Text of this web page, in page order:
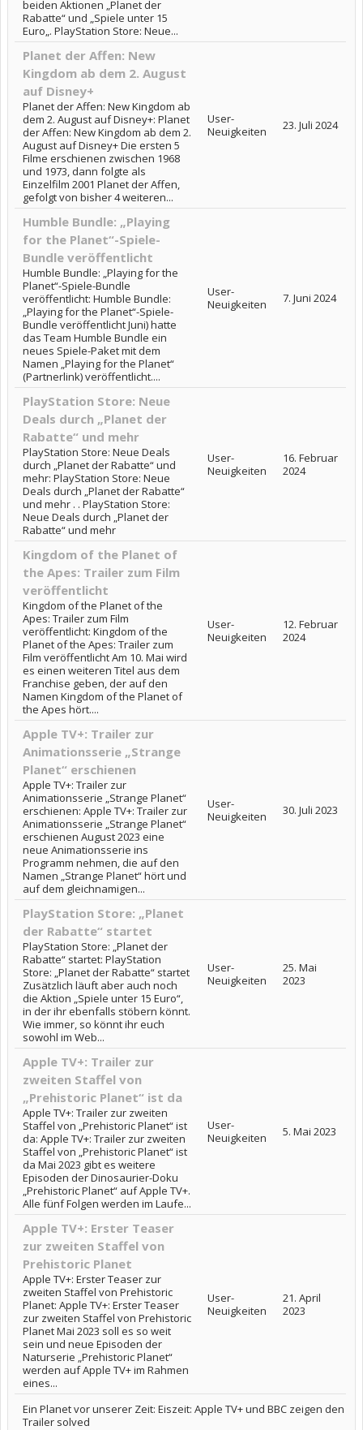
beiden Aktionen „Planet der
Rabatte“ und „Spiele unter 15
Euro„. PlayStation Store: Neue...
Planet der Affen: New
Kingdom ab dem 2. August
auf Disney+
Planet der Affen: New Kingdom ab
dem 2. August auf Disney+: Planet
der Affen: New Kingdom ab dem 2.
August auf Disney+ Die ersten 5
Filme erschienen zwischen 1968
und 1973, dann folgte als
Einzelfilm 2001 Planet der Affen,
gefolgt von bisher 4 weiteren...
User-
Neuigkeiten
23. Juli 2024
Humble Bundle: „Playing
for the Planet“-Spiele-
Bundle veröffentlicht
Humble Bundle: „Playing for the
Planet“-Spiele-Bundle
veröffentlicht: Humble Bundle:
„Playing for the Planet“-Spiele-
Bundle veröffentlicht Juni) hatte
das Team Humble Bundle ein
neues Spiele-Paket mit dem
Namen „Playing for the Planet“
(Partnerlink) veröffentlicht....
User-
Neuigkeiten
7. Juni 2024
PlayStation Store: Neue
Deals durch „Planet der
Rabatte“ und mehr
PlayStation Store: Neue Deals
durch „Planet der Rabatte“ und
mehr: PlayStation Store: Neue
Deals durch „Planet der Rabatte“
und mehr . . PlayStation Store:
Neue Deals durch „Planet der
Rabatte“ und mehr
User-
Neuigkeiten
16. Februar
2024
Kingdom of the Planet of
the Apes: Trailer zum Film
veröffentlicht
Kingdom of the Planet of the
Apes: Trailer zum Film
veröffentlicht: Kingdom of the
Planet of the Apes: Trailer zum
Film veröffentlicht Am 10. Mai wird
es einen weiteren Titel aus dem
Franchise geben, der auf den
Namen Kingdom of the Planet of
the Apes hört....
User-
Neuigkeiten
12. Februar
2024
Apple TV+: Trailer zur
Animationsserie „Strange
Planet“ erschienen
Apple TV+: Trailer zur
Animationsserie „Strange Planet“
erschienen: Apple TV+: Trailer zur
Animationsserie „Strange Planet“
erschienen August 2023 eine
neue Animationsserie ins
Programm nehmen, die auf den
Namen „Strange Planet“ hört und
auf dem gleichnamigen...
User-
Neuigkeiten
30. Juli 2023
PlayStation Store: „Planet
der Rabatte“ startet
PlayStation Store: „Planet der
Rabatte“ startet: PlayStation
Store: „Planet der Rabatte“ startet
Zusätzlich läuft aber auch noch
die Aktion „Spiele unter 15 Euro“,
in der ihr ebenfalls stöbern könnt.
Wie immer, so könnt ihr euch
sowohl im Web...
User-
Neuigkeiten
25. Mai
2023
Apple TV+: Trailer zur
zweiten Staffel von
„Prehistoric Planet“ ist da
Apple TV+: Trailer zur zweiten
Staffel von „Prehistoric Planet“ ist
da: Apple TV+: Trailer zur zweiten
Staffel von „Prehistoric Planet“ ist
da Mai 2023 gibt es weitere
Episoden der Dinosaurier-Doku
„Prehistoric Planet“ auf Apple TV+.
Alle fünf Folgen werden im Laufe...
User-
Neuigkeiten
5. Mai 2023
Apple TV+: Erster Teaser
zur zweiten Staffel von
Prehistoric Planet
Apple TV+: Erster Teaser zur
zweiten Staffel von Prehistoric
Planet: Apple TV+: Erster Teaser
zur zweiten Staffel von Prehistoric
Planet Mai 2023 soll es so weit
sein und neue Episoden der
Naturserie „Prehistoric Planet“
werden auf Apple TV+ im Rahmen
eines...
User-
Neuigkeiten
21. April
2023
Ein Planet vor unserer Zeit: Eiszeit: Apple TV+ und BBC zeigen den
Trailer solved